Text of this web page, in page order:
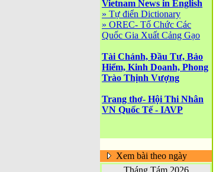
Vietnam News in English
» Tự điển Dictionary
» OREC- Tố Chức Các
Quốc Gia Xuất Cảng Gạo
Tài Chánh, Đầu Tư, Bảo
Hiểm, Kinh Doanh, Phong
Trào Thịnh Vượng
Trang thơ- Hội Thi Nhân
VN Quốc Tế - IAVP
Xem bài theo ngày
Tháng Tám 2026